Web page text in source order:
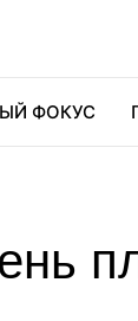
ФОКУС